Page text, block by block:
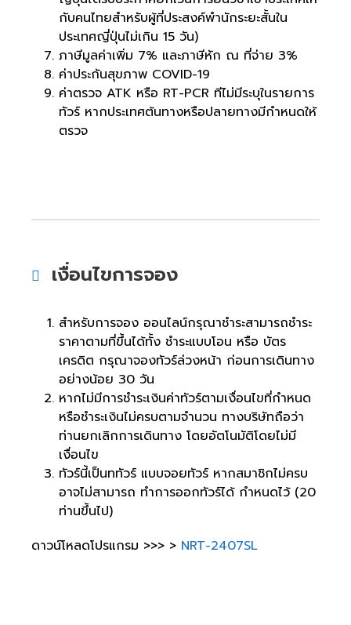
กับคนไทยสำหรับผู้ที่ประสงค์พำนักระยะสั้นใน
ประเทศญี่ปุ่นไม่เกิน 15 วัน)
ภาษีมูลค่าเพิ่ม 7% และภาษีหัก ณ ที่จ่าย 3%
ค่าประกันสุขภาพ COVID-19
ค่าตรวจ ATK หรือ RT-PCR ทีไม่มีระบุในรายการ
ทัวร์ หากประเทศต้นทางหรือปลายทางมีกำหนดให้
ตรวจ
เงื่อนไขการจอง
สำหรับการจอง ออนไลน์กรุณาชำระสามารถชำระ
ราคาตามที่ขึ้นได้ทั้ง ชำระแบบโอน หรือ บัตร
เครดิต กรุณาจองทัวร์ล่วงหน้า ก่อนการเดินทาง
อย่างน้อย 30 วัน
หากไม่มีการชำระเงินค่าทัวร์ตามเงื่อนไขที่กำหนด
หรือชำระเงินไม่ครบตามจำนวน ทางบริษัทถือว่า
ท่านยกเลิกการเดินทาง โดยอัตโนมัติโดยไม่มี
เงื่อนไข
ทัวร์นี้เป็นททัวร์ แบบจอยทัวร์ หากสมาชิกไม่ครบ
อาจไม่สามารถ ทำการออกทัวร์ได้ กำหนดไว้ (20
ท่านขึ้นไป)
ดาวน์โหลดโปรแกรม >>> > NRT-2407SL